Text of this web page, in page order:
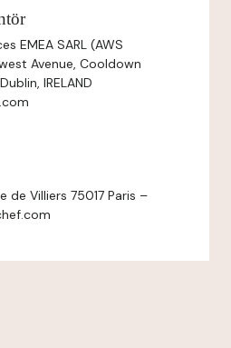
EMEA SARL (AWS
Avenue, Cooldown
IRELAND
de Villiers 75017 Paris –